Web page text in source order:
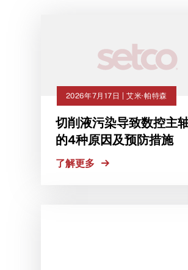
2026年7月17日 | 艾米·帕特森
切削液污染导致数控主
的4种原因及预防措施
了解更多